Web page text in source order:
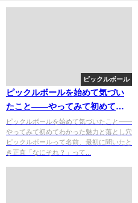
ピックルボール
ピックルボールを始めて気づい
たこと——やってみて初めてわ
かった魅力と落とし穴
ピックルボールを始めて気づいたこと——
やってみて初めてわかった魅力と落とし穴
ピックルボールって名前、最初に聞いたと
き正直「なにそれ？」って...